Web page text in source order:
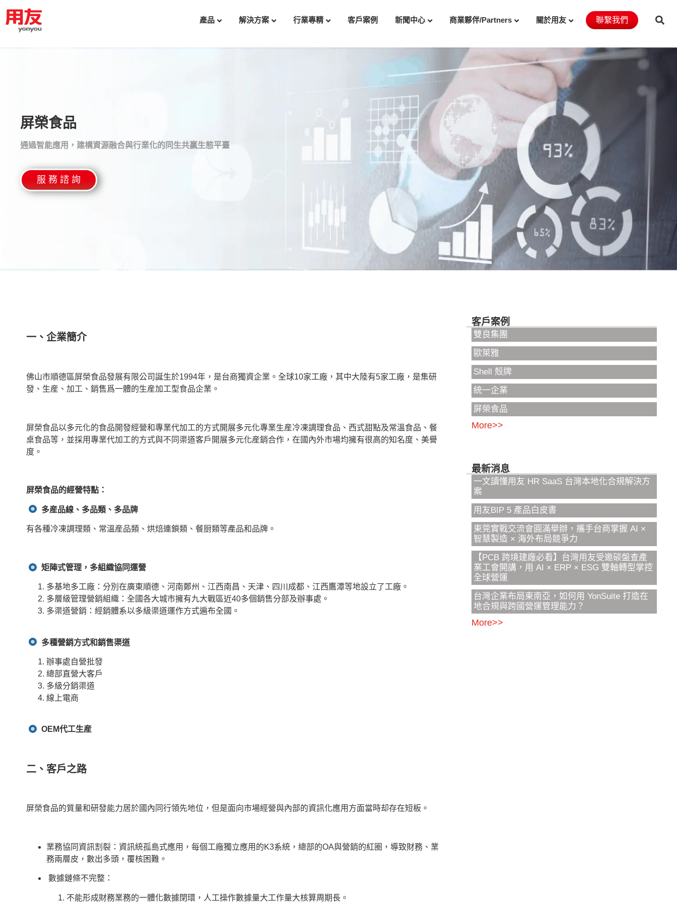
產品 解決方案 行業專精 客戶案例 新聞中心 商業夥伴/Partners 關於用友 聯繫我們
屏榮食品
通過智能應用，建構資源融合與行業化的同生共贏生態平臺
服 務 諮 詢
一、企業簡介
佛山市順德區屏榮食品發展有限公司誕生於1994年，是台商獨資企業。全球10家工廠，其中大陸有5家工廠，是集研
發、生産、加工、銷售爲一體的生産加工型食品企業。
屏榮食品以多元化的食品開發經營和專業代加工的方式開展多元化專業生産冷凍調理食品、西式甜點及常溫食品、餐
桌食品等，並採用專業代加工的方式與不同渠道客戶開展多元化産銷合作，在國內外市場均擁有很高的知名度、美譽
度。
屏榮食品的經營特點：
多産品線、多品類、多品牌
有各種冷凍調理類、常溫産品類、烘焙連鎖類、餐厨類等產品和品牌。
矩陣式管理，多組織協同運營
多基地多工廠：分別在廣東順德、河南鄭州、江西南昌、天津、四川成都、江西鷹潭等地設立了工廠。
多層級管理營銷組織：全國各大城市擁有九大戰區近40多個銷售分部及辦事處。
多渠道營銷：經銷體系以多級渠道運作方式遍布全國。
多種營銷方式和銷售渠道
辦事處自營批發
總部直營大客戶
多級分銷渠道
線上電商
OEM代工生産
二、客戶之路
屏榮食品的質量和研發能力居於國內同行領先地位，但是面向市場經營與內部的資訊化應用方面當時却存在短板。
業務協同資訊割裂：資訊統孤島式應用，每個工廠獨立應用的K3系統，總部的OA與營銷的紅圈，導致財務、業
務兩層皮，數出多頭，覆核困難。
數據鏈條不完整：
不能形成財務業務的一體化數據閉環，人工操作數據量大工作量大核算周期長。
客戶案例
雙良集團
歐萊雅
Shell 殼牌
統一企業
屏榮食品
More>>
最新消息
一文讀懂用友 HR SaaS 台灣本地化合規解決方
案
用友BIP 5 產品白皮書
東莞實戰交流會圓滿舉辦，攜手台商掌握 AI ×
智慧製造 × 海外布局競爭力
【PCB 跨境建廠必看】台灣用友受邀碳盤查產
業工會開講，用 AI × ERP × ESG 雙軸轉型掌控
全球營運
台灣企業布局東南亞，如何用 YonSuite 打造在
地合規與跨國營運管理能力？
More>>